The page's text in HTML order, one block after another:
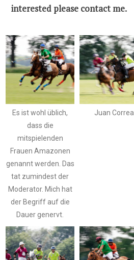
interested please contact me.
Es ist wohl üblich,
dass die
mitspielenden
Frauen Amazonen
genannt werden. Das
tat zumindest der
Moderator. Mich hat
der Begriff auf die
Dauer genervt.
Juan Correa